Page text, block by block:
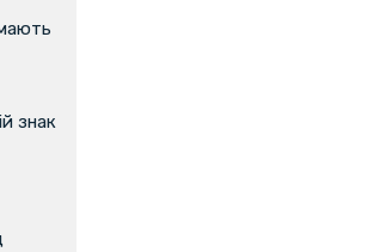
знак